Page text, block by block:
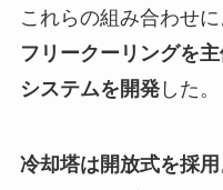
これらの組み合わせに
フリークーリングを
システムを開発した。
冷却塔は開放式を採用